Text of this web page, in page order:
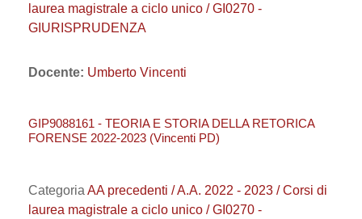
laurea magistrale a ciclo unico / GI0270 -
GIURISPRUDENZA
Docente: Umberto Vincenti
GIP9088161 - TEORIA E STORIA DELLA RETORICA
FORENSE 2022-2023 (Vincenti PD)
Categoria AA precedenti / A.A. 2022 - 2023 / Corsi di
laurea magistrale a ciclo unico / GI0270 -